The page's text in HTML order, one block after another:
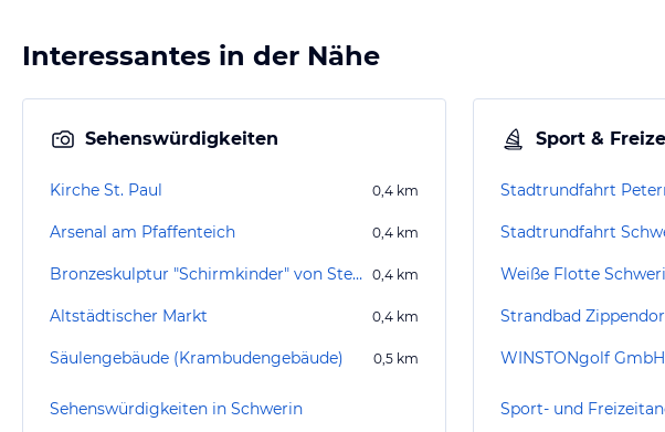
Interessantes in der Nähe
Sehenswürdigkeiten
Kirche St. Paul 0,4 km
Arsenal am Pfaffenteich 0,4 km
Bronzeskulptur "Schirmkinder" von Stephan Horota 0,4 km
Altstädtischer Markt 0,4 km
Säulengebäude (Krambudengebäude) 0,5 km
Sehenswürdigkeiten in Schwerin
Sport &
Stadtrundfahrt
Weiße Flotte
Strandbad
WINSTONgolf GmbH
Sport- und